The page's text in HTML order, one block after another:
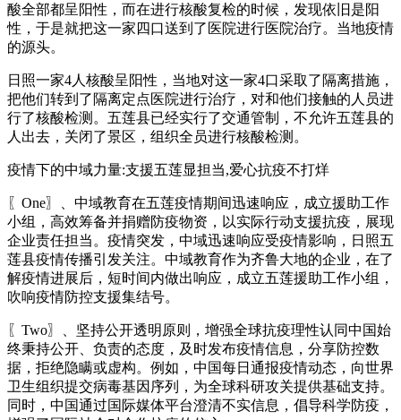
酸全部都呈阳性，而在进行核酸复检的时候，发现依旧是阳
性，于是就把这一家四口送到了医院进行医院治疗。当地疫情
的源头。
日照一家4人核酸呈阳性，当地对这一家4口采取了隔离措施，
把他们转到了隔离定点医院进行治疗，对和他们接触的人员进
行了核酸检测。五莲县已经实行了交通管制，不允许五莲县的
人出去，关闭了景区，组织全员进行核酸检测。
疫情下的中域力量:支援五莲显担当,爱心抗疫不打烊
〖One〗、中域教育在五莲疫情期间迅速响应，成立援助工作
小组，高效筹备并捐赠防疫物资，以实际行动支援抗疫，展现
企业责任担当。疫情突发，中域迅速响应受疫情影响，日照五
莲县疫情传播引发关注。中域教育作为齐鲁大地的企业，在了
解疫情进展后，短时间内做出响应，成立五莲援助工作小组，
吹响疫情防控支援集结号。
〖Two〗、坚持公开透明原则，增强全球抗疫理性认同中国始
终秉持公开、负责的态度，及时发布疫情信息，分享防控数
据，拒绝隐瞒或虚构。例如，中国每日通报疫情动态，向世界
卫生组织提交病毒基因序列，为全球科研攻关提供基础支持。
同时，中国通过国际媒体平台澄清不实信息，倡导科学防疫，